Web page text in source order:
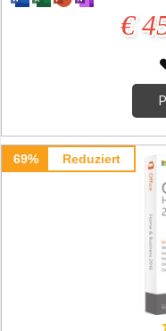
€
69% Reduziert